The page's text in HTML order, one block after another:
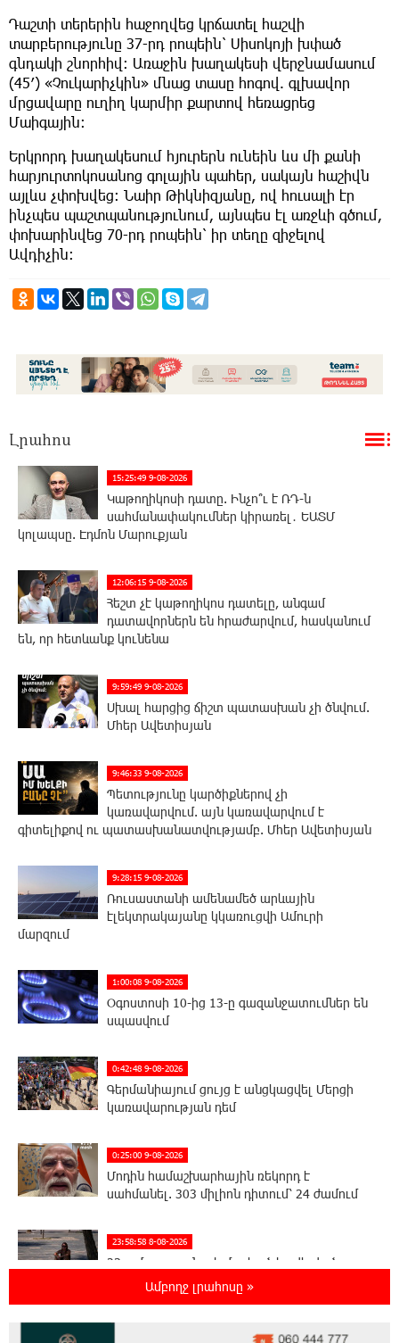
Դաշտի տերերին հաջողվեց կրճատել հաշվի
տարբերությունը 37-րդ րոպեին՝ Սիսոկոյի խփած
գնդակի շնորհիվ: Առաջին խաղակեսի վերջնամասում
(45′) «Չուկարիչկին» մնաց տասը հոգով. գլխավոր
մրցավարը ուղիղ կարմիր քարտով հեռացրեց
Մաիգային:
Երկրորդ խաղակեսում հյուրերն ունեին ևս մի քանի
հարյուրտոկոսանոց գոլային պահեր, սակայն հաշիվն
այլևս չփոխվեց: Նաիր Թիկնիզյանը, ով հուսալի էր
ինչպես պաշտպանությունում, այնպես էլ առջևի գծում,
փոխարինվեց 70-րդ րոպեին՝ իր տեղը զիջելով
Ավդիչին:
Լրահոս
15:25:49 9-08-2026
Կաթողիկոսի դատը. Ինչո՞ւ է ՌԴ-ն
սահմանափակումներ կիրառել․ ԵԱՏՄ
կոլապսը. Էդմոն Մարուքյան
12:06:15 9-08-2026
Հեշտ չէ կաթողիկոս դատելը, անգամ
դատավորներն են հրաժարվում, հասկանում
են, որ հետևանք կունենա
9:59:49 9-08-2026
Սխալ հարցից ճիշտ պատասխան չի ծնվում.
Մհեր Ավետիսյան
9:46:33 9-08-2026
Պետությունը կարծիքներով չի
կառավարվում. այն կառավարվում է
գիտելիքով ու պատասխանատվությամբ. Մհեր Ավետիսյան
9:28:15 9-08-2026
Ռուսաստանի ամենամեծ արևային
էլեկտրակայանը կկառուցվի Ամուրի
մարզում
1:00:08 9-08-2026
Օգոստոսի 10-ից 13-ը գազանջատումներ են
սպասվում
0:42:48 9-08-2026
Գերմանիայում ցույց է անցկացվել Մերցի
կառավարության դեմ
0:25:00 9-08-2026
Մոդին համաշխարհային ռեկորդ է
սահմանել. 303 միլիոն դիտում՝ 24 ժամում
23:58:58 8-08-2026
23-ամյա ուսանողի մշակած հավելվածը
հարավկորեական App Store-ում շրջանցել է
Ամբողջ լրահոսը »